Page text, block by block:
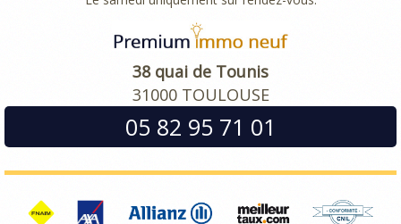
38 quai de Tounis
31000 TOULOUSE
05 82 95 71 01